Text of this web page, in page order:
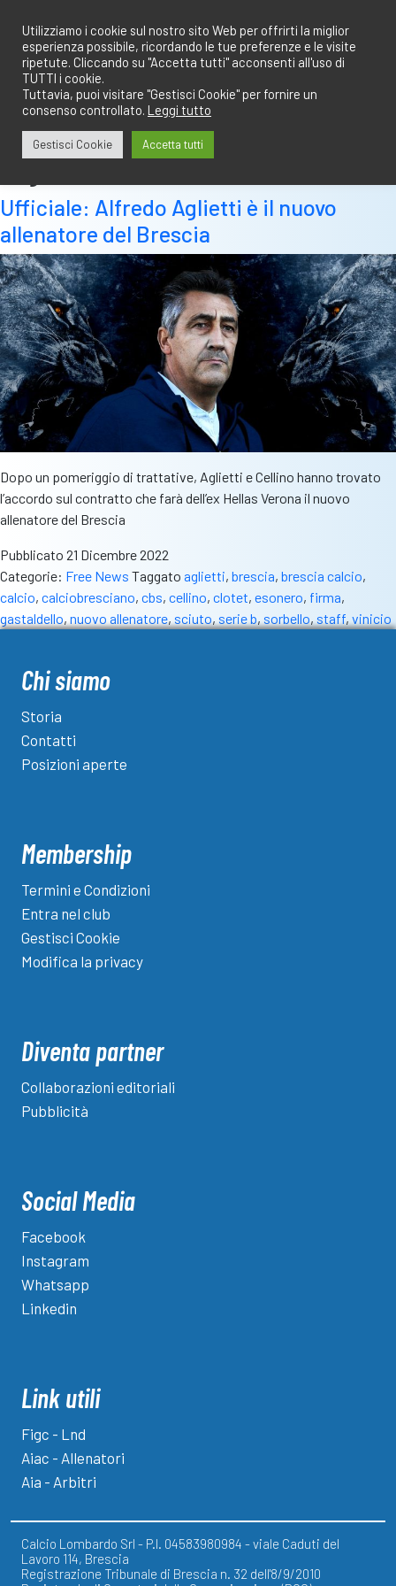
contenuto
Ufficiale: Alfredo Aglietti è il nuovo
allenatore del Brescia
Dopo un pomeriggio di trattative, Aglietti e Cellino hanno trovato
l’accordo sul contratto che farà dell’ex Hellas Verona il nuovo
allenatore del Brescia
Pubblicato 21 Dicembre 2022
Categorie: Free News Taggato aglietti, brescia, brescia calcio,
calcio, calciobresciano, cbs, cellino, clotet, esonero, firma,
gastaldello, nuovo allenatore, sciuto, serie b, sorbello, staff, vinicio
Chi siamo
Storia
Contatti
Posizioni aperte
Membership
Termini e Condizioni
Entra nel club
Gestisci Cookie
Modifica la privacy
Diventa partner
Collaborazioni editoriali
Pubblicità
Social Media
Facebook
Instagram
Whatsapp
Linkedin
Link utili
Figc - Lnd
Aiac - Allenatori
Aia - Arbitri
Calcio Lombardo Srl - P.I. 04583980984 - viale Caduti del
Lavoro 114, Brescia
Registrazione Tribunale di Brescia n. 32 dell'8/9/2010
Utilizziamo i cookie sul nostro sito Web per offrirti la miglior
esperienza possibile, ricordando le tue preferenze e le visite
ripetute. Cliccando su "Accetta tutti" acconsenti all'uso di
TUTTI i cookie.
Tuttavia, puoi visitare "Gestisci Cookie" per fornire un
consenso controllato. Leggi tutto
Gestisci Cookie Accetta tutti